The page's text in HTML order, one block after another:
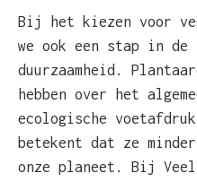
Bij het kiezen voor
we ook een stap in
duurzaamheid.
hebben over het
ecologische
betekent dat ze
onze planeet. Bij Veel